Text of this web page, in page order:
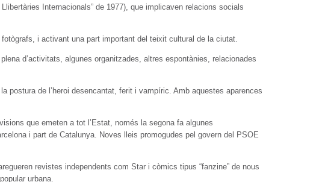
Internacionals” de 1977), que implicaven relacions socials
i activant una part important del teixit cultural de la ciutat.
d’activitats, algunes organitzades, altres espontànies, relacionades
postura de l’heroi desencantat, ferit i vampíric. Amb aquestes aparences
que emeten a tot l’Estat, només la segona fa algunes
i part de Catalunya. Noves lleis promogudes pel govern del PSOE
revistes independents com Star i còmics tipus “fanzine” de nous
urbana.